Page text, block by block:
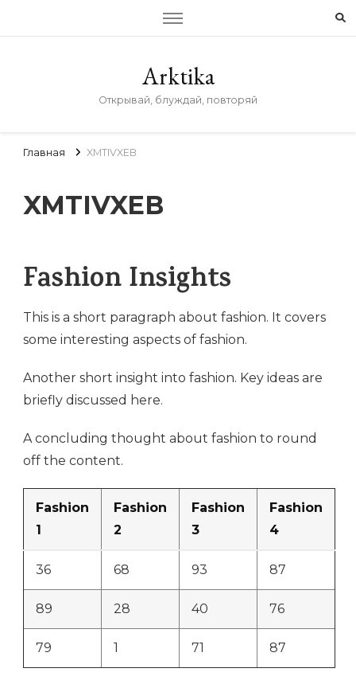
Arktika
Открывай, блуждай, повторяй
Главная XMTIVXEB
XMTIVXEB
Fashion Insights
This is a short paragraph about fashion. It covers
some interesting aspects of fashion.
Another short insight into fashion. Key ideas are
briefly discussed here.
A concluding thought about fashion to round
off the content.
Fashion
1
Fashion
2
Fashion
3
Fashion
4
36 68 93 87
89 28 40 76
79 1 71 87